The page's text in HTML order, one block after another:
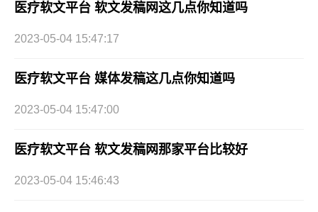
医疗软文平台 软文发稿网这几点你知道吗
2023-05-04 15:47:17
医疗软文平台 媒体发稿这几点你知道吗
2023-05-04 15:47:00
医疗软文平台 软文发稿网那家平台比较好
2023-05-04 15:46:43